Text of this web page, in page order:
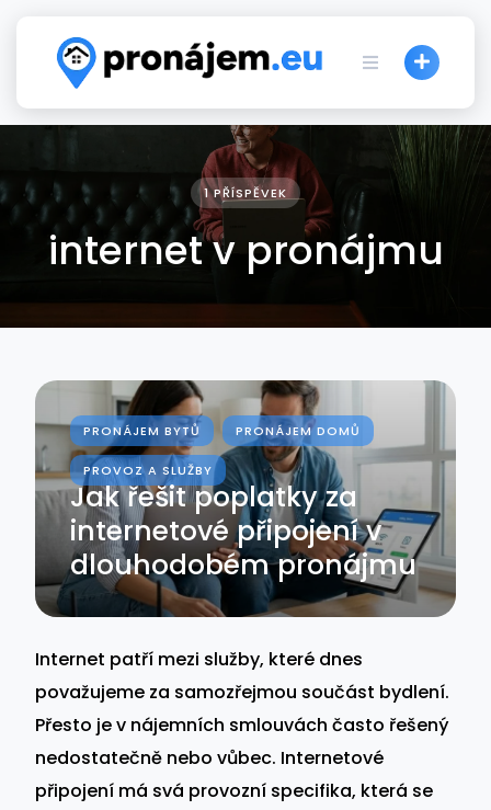
content
1 PŘÍSPĚVEK
internet v pronájmu
PRONÁJEM BYTŮ PRONÁJEM DOMŮ
PROVOZ A SLUŽBY
Jak řešit poplatky za
internetové připojení v
dlouhodobém pronájmu
Internet patří mezi služby, které dnes
považujeme za samozřejmou součást bydlení.
Přesto je v nájemních smlouvách často řešený
nedostatečně nebo vůbec. Internetové
připojení má svá provozní specifika, která se